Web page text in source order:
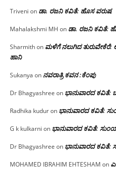
Triveni on ಡಾ. ರಜನಿ ಕವಿತೆ: ಹೊಸ ವರುಷ
Mahalakshmi MH on ಡಾ. ರಜನಿ ಕವಿತೆ:
Sharmithon ಮಳೆಗೆ ನಲುಗಿದ ತುರುವೇಕೆರೆ:
ಹಾನಿ
Sukanya on ನವರಾತ್ರಿ ಕವನ :ಕೆಂಪು
Dr Bhagyashree on ಭಾನುವಾರದ ಕವಿತೆ:
Radhika kuduron ಭಾನುವಾರದ ಕವಿತೆ:
G k kulkarni on ಭಾನುವಾರದ ಕವಿತೆ:
Dr Bhagyashree on ಭಾನುವಾರದ ಕವಿತೆ:
MOHAMED IBRAHIM EHTESHAM on